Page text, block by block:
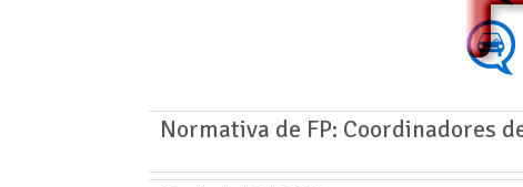
Normativa de FP: Coordinadores